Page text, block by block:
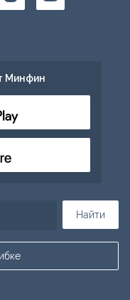
Найти
Минфин